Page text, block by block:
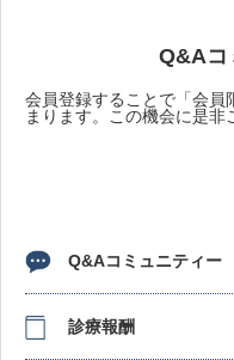
Q&Aコ
会員登録することで「会員
まります。この機会に是非
Q&Aコミュニティー
診療報酬